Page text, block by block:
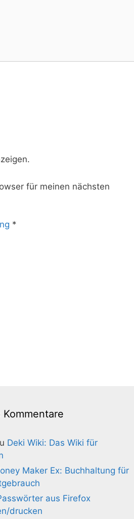
für meinen nächsten
*
Deki Wiki: Das Wiki für
Maker Ex: Buchhaltung für
aus Firefox
drucken